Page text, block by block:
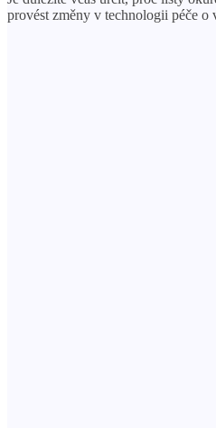
provést změny v technologii péče o